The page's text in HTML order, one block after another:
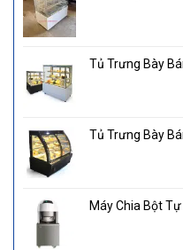
Tủ Trưng Bày
Tủ Trưng Bày
Máy Chia Bột